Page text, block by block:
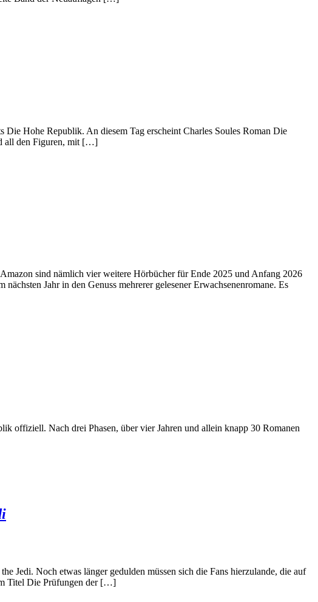
Hohe Republik. An diesem Tag erscheint Charles Soules Roman Die
all den Figuren, mit […]
sind nämlich vier weitere Hörbücher für Ende 2025 und Anfang 2026
Jahr in den Genuss mehrerer gelesener Erwachsenenromane. Es
offiziell. Nach drei Phasen, über vier Jahren und allein knapp 30 Romanen
Jedi. Noch etwas länger gedulden müssen sich die Fans hierzulande, die auf
Titel Die Prüfungen der […]